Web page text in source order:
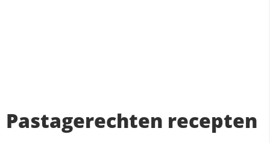
Pastagerechten recepten